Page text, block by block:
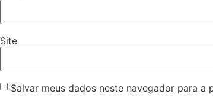
Site
Salvar meus dados neste navegador para a